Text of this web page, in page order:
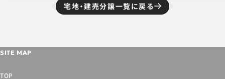
宅地・建売分譲一覧に戻る
SITE MAP
TOP